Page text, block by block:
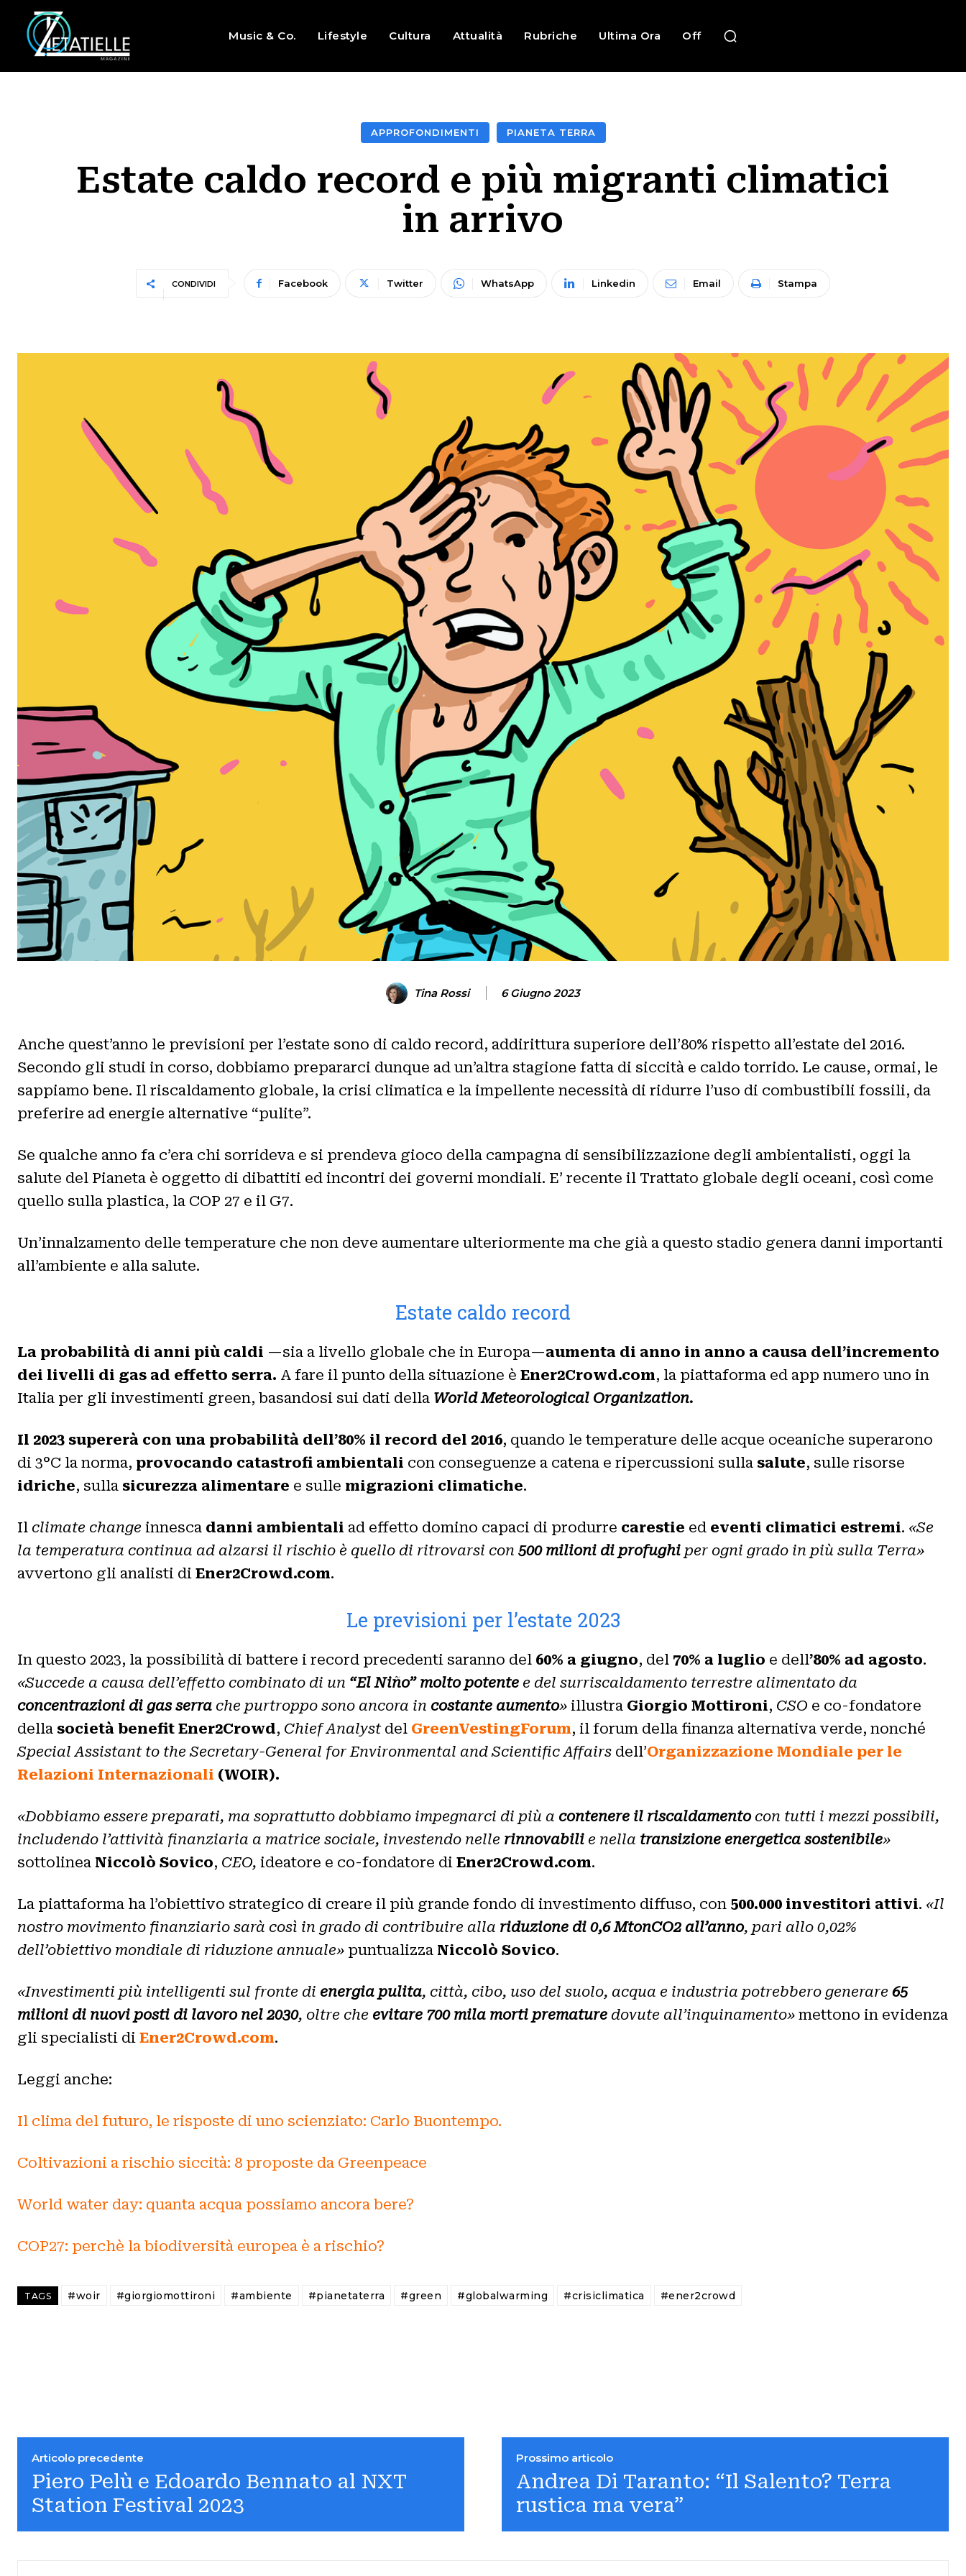
Music & Co. Lifestyle Cultura Attualità Rubriche Ultima Ora Off
APPROFONDIMENTI PIANETA TERRA
Estate caldo record e più migranti climatici
in arrivo
CONDIVIDI Facebook Twitter WhatsApp Linkedin Email Stampa
Tina Rossi 6 Giugno 2023
Anche quest’anno le previsioni per l’estate sono di caldo record, addirittura superiore dell’80% rispetto all’estate del 2016.
Secondo gli studi in corso, dobbiamo prepararci dunque ad un’altra stagione fatta di siccità e caldo torrido. Le cause, ormai, le
sappiamo bene. Il riscaldamento globale, la crisi climatica e la impellente necessità di ridurre l’uso di combustibili fossili, da
preferire ad energie alternative “pulite”.
Se qualche anno fa c’era chi sorrideva e si prendeva gioco della campagna di sensibilizzazione degli ambientalisti, oggi la
salute del Pianeta è oggetto di dibattiti ed incontri dei governi mondiali. E’ recente il Trattato globale degli oceani, così come
quello sulla plastica, la COP 27 e il G7.
Un’innalzamento delle temperature che non deve aumentare ulteriormente ma che già a questo stadio genera danni importanti
all’ambiente e alla salute.
Estate caldo record
La probabilità di anni più caldi —sia a livello globale che in Europa—aumenta di anno in anno a causa dell’incremento
dei livelli di gas ad effetto serra. A fare il punto della situazione è Ener2Crowd.com, la piattaforma ed app numero uno in
Italia per gli investimenti green, basandosi sui dati della World Meteorological Organization.
Il 2023 supererà con una probabilità dell’80% il record del 2016, quando le temperature delle acque oceaniche superarono
di 3°C la norma, provocando catastrofi ambientali con conseguenze a catena e ripercussioni sulla salute, sulle risorse
idriche, sulla sicurezza alimentare e sulle migrazioni climatiche.
Il climate change innesca danni ambientali ad effetto domino capaci di produrre carestie ed eventi climatici estremi. «Se
la temperatura continua ad alzarsi il rischio è quello di ritrovarsi con 500 milioni di profughi per ogni grado in più sulla Terra»
avvertono gli analisti di Ener2Crowd.com.
Le previsioni per l’estate 2023
In questo 2023, la possibilità di battere i record precedenti saranno del 60% a giugno, del 70% a luglio e dell’80% ad agosto.
«Succede a causa dell’effetto combinato di un “El Niño” molto potente e del surriscaldamento terrestre alimentato da
concentrazioni di gas serra che purtroppo sono ancora in costante aumento» illustra Giorgio Mottironi, CSO e co-fondatore
della società benefit Ener2Crowd, Chief Analystdel GreenVestingForum, il forum della finanza alternativa verde, nonché
Special Assistant to the Secretary-General for Environmental and Scientific Affairs dell’Organizzazione Mondiale per le
Relazioni Internazionali (WOIR).
«Dobbiamo essere preparati, ma soprattutto dobbiamo impegnarci di più a contenere il riscaldamentocon tutti i mezzi possibili,
includendo l’attività finanziaria a matrice sociale, investendo nelle rinnovabili e nella transizione energetica sostenibile»
sottolinea Niccolò Sovico, CEO, ideatore e co-fondatore di Ener2Crowd.com.
La piattaforma ha l’obiettivo strategico di creare il più grande fondo di investimento diffuso, con 500.000 investitori attivi. «Il
nostro movimento finanziario sarà così in grado di contribuire alla riduzione di 0,6 MtonCO2 all’anno, pari allo 0,02%
dell’obiettivo mondiale di riduzione annuale» puntualizza Niccolò Sovico.
«Investimenti più intelligenti sul fronte di energia pulita, città, cibo, uso del suolo, acqua e industria potrebbero generare 65
milioni di nuovi posti di lavoro nel 2030, oltre che evitare 700 mila morti premature dovute all’inquinamento» mettono in evidenza
gli specialisti di Ener2Crowd.com.
Leggi anche:
Il clima del futuro, le risposte di uno scienziato: Carlo Buontempo.
Coltivazioni a rischio siccità: 8 proposte da Greenpeace
World water day: quanta acqua possiamo ancora bere?
COP27: perchè la biodiversità europea è a rischio?
TAGS #woir #giorgiomottironi #ambiente #pianetaterra #green #globalwarming #crisiclimatica #ener2crowd
Articolo precedente
Piero Pelù e Edoardo Bennato al NXT
Station Festival 2023
Prossimo articolo
Andrea Di Taranto: “Il Salento? Terra
rustica ma vera”